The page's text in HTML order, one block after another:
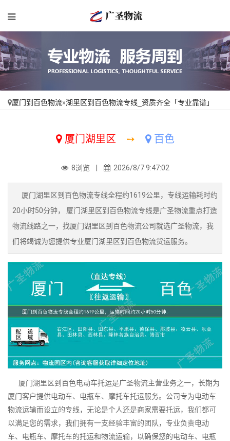
厦门到百色物流»湖里区到百色物流专线_资质齐全「专业靠谱」
厦门湖里区 ➙ 百色
8浏览 | 2026/8/7 9:47:02
厦门湖里区到百色物流专线全程约1619公里，专线运输耗时约
20小时50分钟， 厦门湖里区到百色物流专线是广圣物流重点打造
物流线路之一，找厦门湖里区到百色物流公司就选广圣物流，我
们将竭诚为您提供专业厦门湖里区到百色物流货运服务。
厦门湖里区到百色电动车托运是广圣物流主营业务之一，长期为
厦门客户提供电动车、电瓶车、摩托车托运服务。公司专为电动车
物流运输而设立的专线，无论是个人还是商家需要托运，我们都可
以满足您的需求，我们拥有一支经验丰富的团队，专业负责电动
车、电瓶车、摩托车的托运和物流运输，以确保您的电动车、电瓶